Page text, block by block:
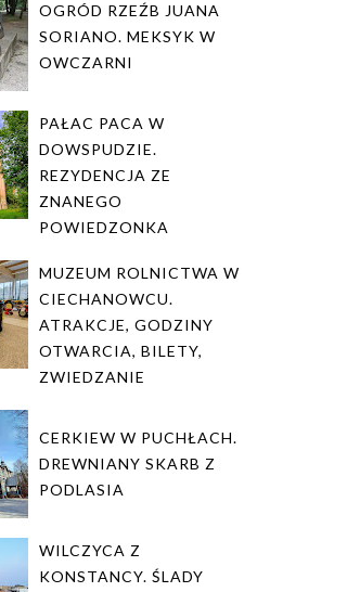
OGRÓD RZEŹB JUANA
SORIANO. MEKSYK W
OWCZARNI
PAŁAC PACA W
DOWSPUDZIE.
REZYDENCJA ZE
ZNANEGO
POWIEDZONKA
MUZEUM ROLNICTWA W
CIECHANOWCU.
ATRAKCJE, GODZINY
OTWARCIA, BILETY,
ZWIEDZANIE
CERKIEW W PUCHŁACH.
DREWNIANY SKARB Z
PODLASIA
WILCZYCA Z
KONSTANCY. ŚLADY